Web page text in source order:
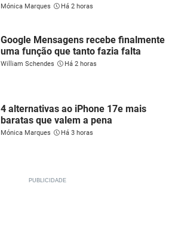
Mónica Marques Há 2 horas
Google Mensagens recebe finalmente
uma função que tanto fazia falta
William Schendes Há 2 horas
4 alternativas ao iPhone 17e mais
baratas que valem a pena
Mónica Marques Há 3 horas